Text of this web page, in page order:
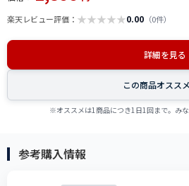
楽天レビュー評価： ★★★★★0.00 （0件）
詳細を見る
この商品オススメ
※オススメは1商品につき1日1回まで。み
参考購入情報